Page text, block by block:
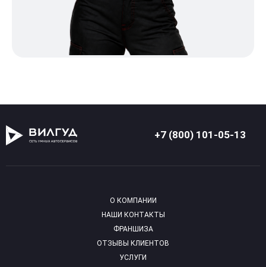
+7 (800) 101-05-13
О КОМПАНИИ
НАШИ КОНТАКТЫ
ФРАНШИЗА
ОТЗЫВЫ КЛИЕНТОВ
УСЛУГИ